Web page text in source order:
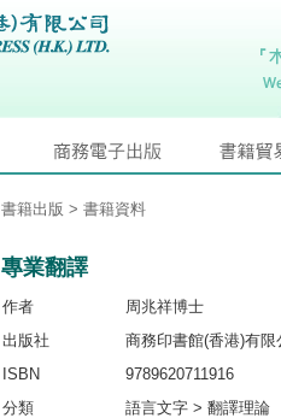
書籍出版 > 書籍資料
專業翻譯
作者
周兆祥博士
出版社
商務印書館(香港)有限
ISBN
9789620711916
分類
語言文字 > 翻譯理論